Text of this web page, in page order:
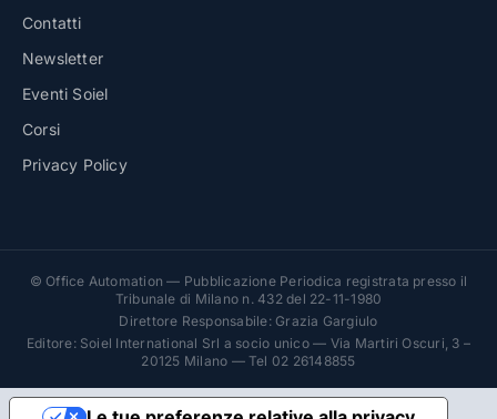
Contatti
Newsletter
Eventi Soiel
Corsi
Privacy Policy
© Office Automation — Pubblicazione Periodica registrata presso il
Tribunale di Milano n. 432 del 22-11-1980
Direttore Responsabile: Grazia Gargiulo
Editore: Soiel International Srl a socio unico — Via Martiri Oscuri, 3 –
20125 Milano — Tel 02 26148855